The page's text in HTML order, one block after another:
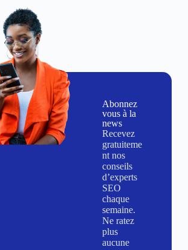
Abonnez
vous à la
news
Recevez
gratuiteme
nt nos
conseils
d’experts
SEO
chaque
semaine.
Ne ratez
plus
aucune